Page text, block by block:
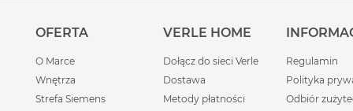
OFERTA
O Marce
Wnętrza
Strefa Siemens
VERLE HOME
Dołącz do sieci Verle
Dostawa
Metody płatności
Regulamin
Polityka
Odbiór